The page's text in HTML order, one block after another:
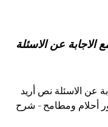
عن الاسئلة
عن الاسئلة نص أريد
5 الخامس محور أحلام ومطامح - شرح